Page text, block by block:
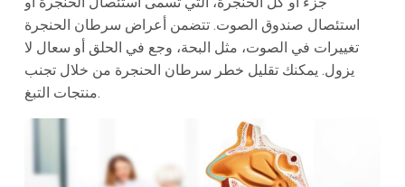
استئصال صندوق الصوت. تتضمن أعراض سرطان الحنجرة
تغييرات في الصوت، مثل البحة، وجع في الحلق أو سعال لا
يزول. يمكنك تقليل خطر سرطان الحنجرة من خلال تجنب
منتجات التبغ.